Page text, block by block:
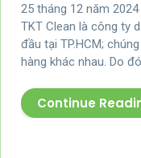
25 tháng 12 năm
TKT Clean là công ty
đầu tại TP.HCM;
hàng khác nhau. Do
Continue